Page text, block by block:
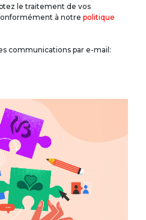
le traitement de vos
à notre politique
communications par e-mail: